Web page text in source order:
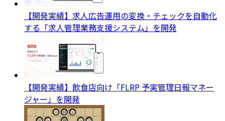
【開発実績】求人広告運用の変換・チェックを自動化
する「求人管理業務支援システム」を開発
【開発実績】飲食店向け「FLRP 予実管理日報マネー
ジャー」を開発